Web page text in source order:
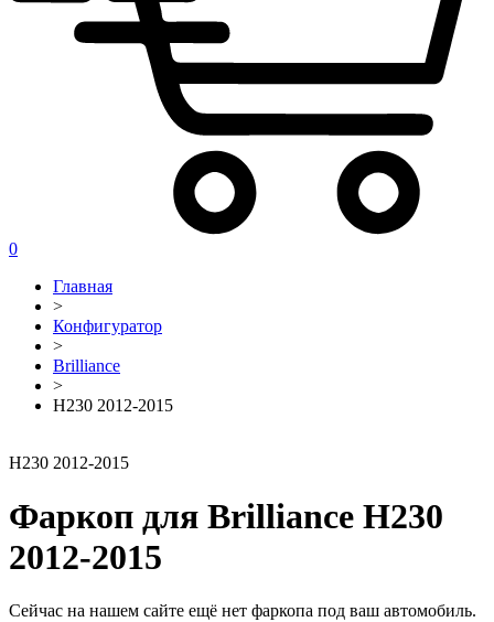
0
Главная
>
Конфигуратор
>
Brilliance
>
H230 2012-2015
H230 2012-2015
Фаркоп для Brilliance H230
2012-2015
Сейчас на нашем сайте ещё нет фаркопа под ваш автомобиль.